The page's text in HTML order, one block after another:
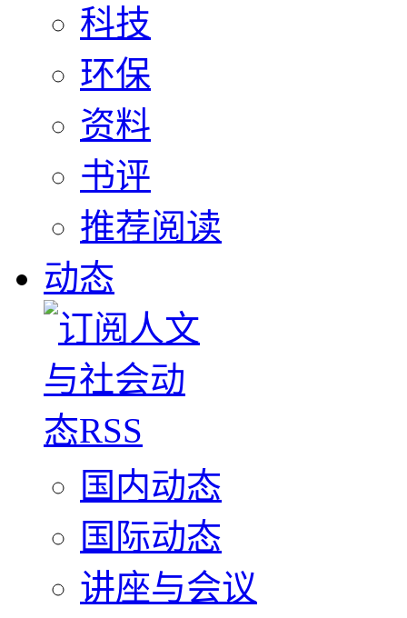
科技
环保
资料
书评
推荐阅读
动态
国内动态
国际动态
讲座与会议